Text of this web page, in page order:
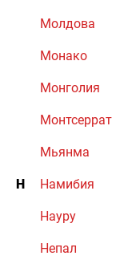
Молдова
Монако
Монголия
Монтсеррат
Мьянма
Н Намибия
Науру
Непал